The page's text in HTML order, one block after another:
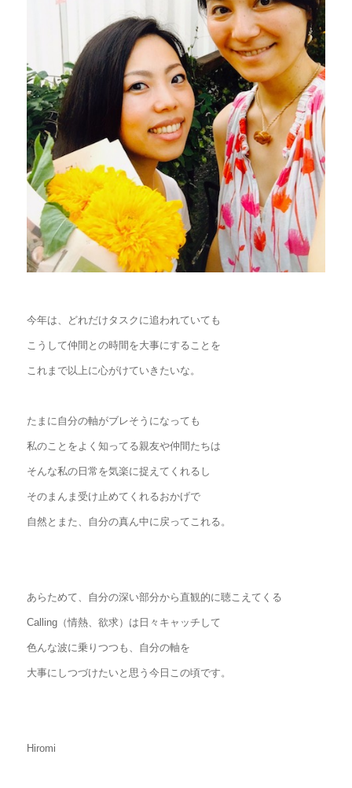
今年は、どれだけタスクに追われていても
こうして仲間との時間を大事にすることを
これまで以上に心がけていきたいな。
たまに自分の軸がブレそうになっても
私のことをよく知ってる親友や仲間たちは
そんな私の日常を気楽に捉えてくれるし
そのまんま受け止めてくれるおかげで
自然とまた、自分の真ん中に戻ってこれる。
あらためて、自分の深い部分から直観的に聴こえてくる
Calling（情熱、欲求）は日々キャッチして
色んな波に乗りつつも、自分の軸を
大事にしつづけたいと思う今日この頃です。
Hiromi